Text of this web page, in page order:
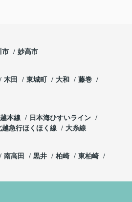
市 妙高市
木田 東城町 大和
藤巻
本線
日本海ひすいライン
越急行ほくほく線 大糸線
南高田 黒井 柏崎
東柏崎